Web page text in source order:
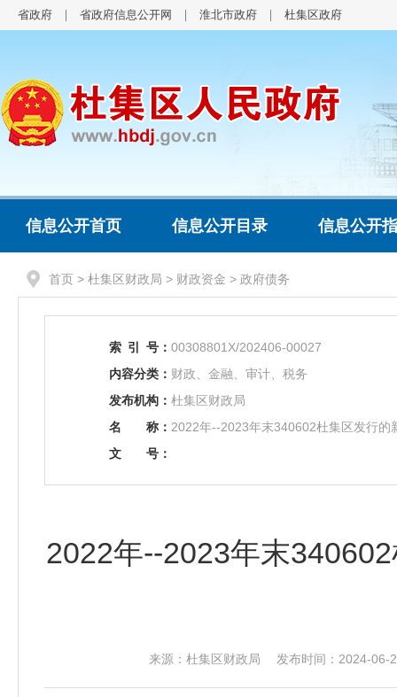
省政府 省政府信息公开网 淮北市政府 杜集区政府
信息公开首页 信息公开目录 信息公开
首页 > 杜集区财政局 > 财政资金 > 政府债务
索 引 号： 00308801X/202406-00027
内容分类： 财政、金融、审计、税务
发布机构： 杜集区财政局
名
称： 2022年--2023年末340602杜集区发行的
文
号：
2022年--2023年末
来源：杜集区财政局 发布时间：2024-